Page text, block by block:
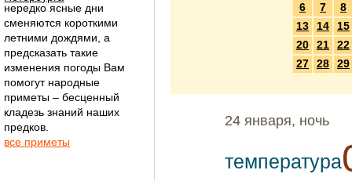
нередко ясные дни
сменяются короткими
летними дождями, а
предсказать такие
изменения погоды Вам
помогут народные
приметы – бесценный
кладезь знаний наших
предков.
все приметы
6
7
8
13
14
15
20
21
22
27
28 29
24 января, ночь
температура